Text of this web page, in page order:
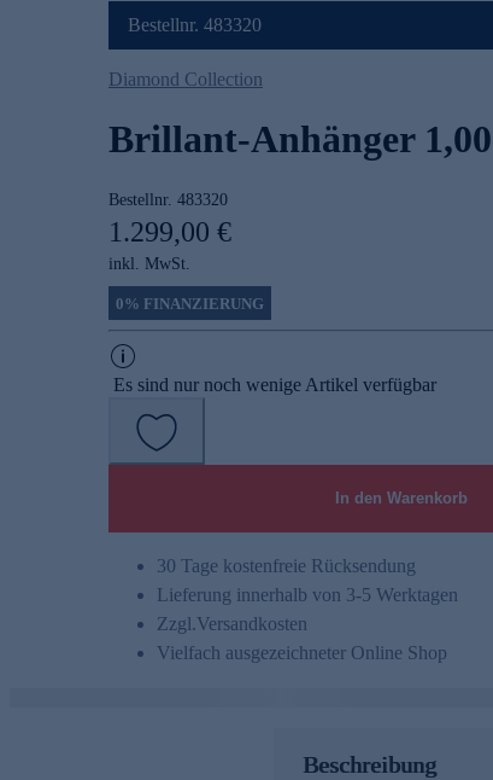
Bestellnr. 483320
Diamond Collection
Brillant-Anhänger
Bestellnr. 483320
1.299,00 €
inkl. MwSt.
0% FINANZIERUNG
Es sind nur noch wenige Artikel verfügbar
In den Warenkorb
30 Tage kostenfreie Rücksendung
Lieferung innerhalb von 3-5 Werktagen
Zzgl.Versandkosten
Vielfach ausgezeichneter Online Shop
Beschreibung